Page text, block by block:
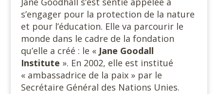
s’engager pour la protection de la nature
et pour l’éducation. Elle va parcourir le
monde dans le cadre de la fondation
qu’elle a créé : le « Jane Goodall
Institute ». En 2002, elle est institué
« ambassadrice de la paix » par le
Secrétaire Général des Nations Unies.